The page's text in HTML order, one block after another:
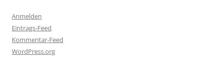
Anmelden
Eintrags-Feed
Kommentar-Feed
WordPress.org